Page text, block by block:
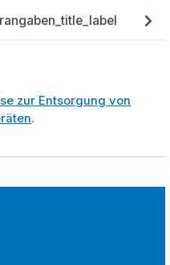
zur Entsorgung von
.